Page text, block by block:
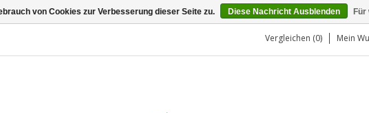
Vergleichen (0) Mein
von Cookies zur Verbesserung dieser Seite zu. Diese Nachricht Ausblenden